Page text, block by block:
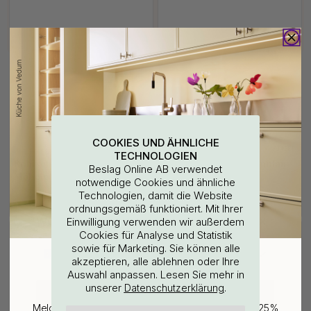
Bohrschablone für
Möbelgriffe & Möbelknöpfe
Auf Lager
Kantengriff Side - Sturmblau
ab 7.20 €
Auf Lager
COOKIES UND ÄHNLICHE
TECHNOLOGIEN
Beslag Online AB verwendet
notwendige Cookies und ähnliche
Technologien, damit die Website
ordnungsgemäß funktioniert. Mit Ihrer
Einwilligung verwenden wir außerdem
Cookies für Analyse und Statistik
sowie für Marketing. Sie können alle
akzeptieren, alle ablehnen oder Ihre
Auswahl anpassen. Lesen Sie mehr in
unserer Datenschutzerklärung.
WOULD YOU RATHER VISIT?
EU
CHANGE COUNTRY
25% Rabatt auf deinen
günstigsten Artikel
Melde dich für unseren Newsletter an und erhalte 25%